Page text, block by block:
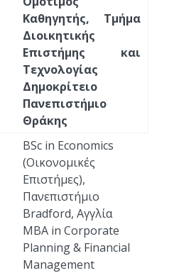
Καθηγητής, Τμήμα
Διοικητικής
Επιστήμης και
Τεχνολογίας
Δημοκρίτειο
Πανεπιστήμιο
Θράκης
BSc in Economics
(Οικονομικές
Επιστήμες),
Πανεπιστήμιο
Bradford, Αγγλία
MΒΑ in Corporate
Planning & Financial
Management